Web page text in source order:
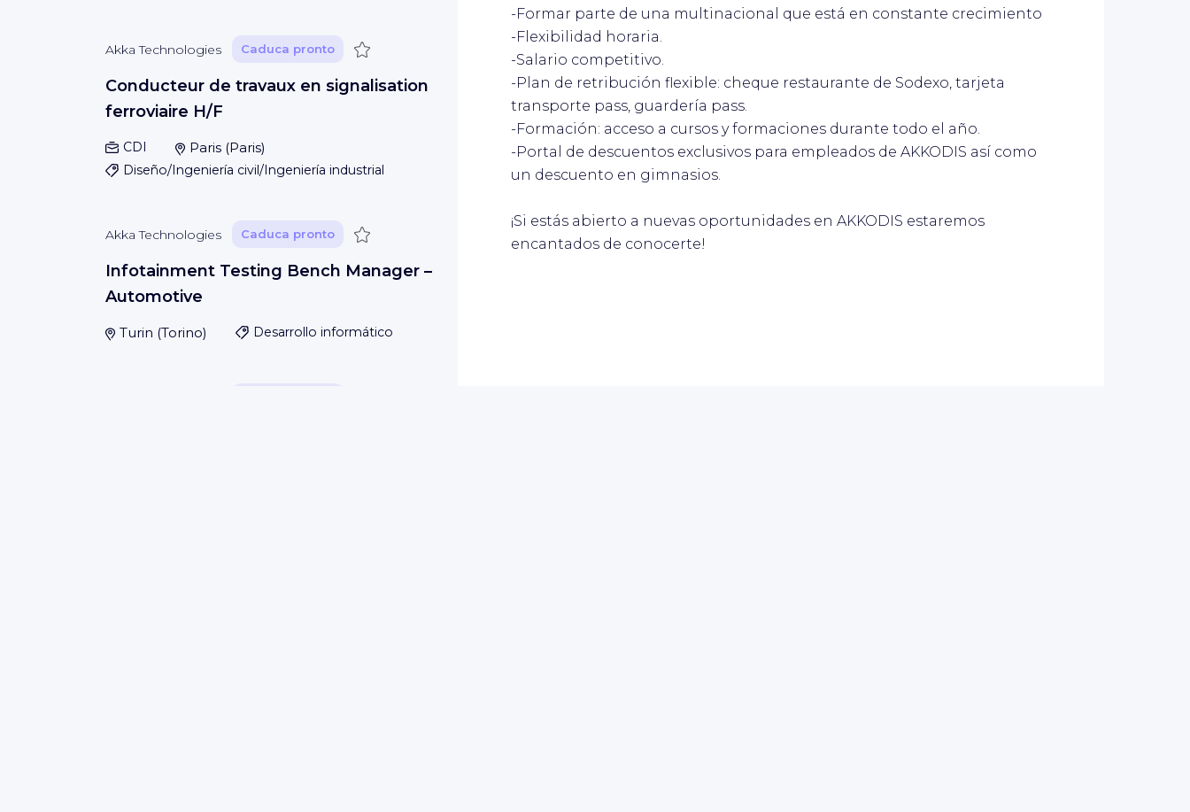
Akka Technologies Caduca pronto Guardar
Conducteur de travaux en signalisation
ferroviaire H/F
CDI Paris(Paris)
Diseño/Ingeniería civil/Ingeniería industrial
Akka Technologies Caduca pronto Guardar
Infotainment Testing Bench Manager –
Automotive
Turin (Torino) Desarrollo informático
-Formar parte de una multinacional que está en constante crecimiento
-Flexibilidad horaria.
-Salario competitivo.
-Plan de retribución flexible: cheque restaurante de Sodexo, tarjeta
transporte pass, guardería pass.
-Formación: acceso a cursos y formaciones durante todo el año.
-Portal de descuentos exclusivos para empleados de AKKODIS así como
un descuento en gimnasios.
¡Si estás abierto a nuevas oportunidades en AKKODIS estaremos
encantados de conocerte!